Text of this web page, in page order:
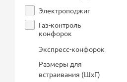
Электроподжиг
Газ-контроль
конфорок
Экспресс-конфорок
Размеры для
встраивания (ШхГ)